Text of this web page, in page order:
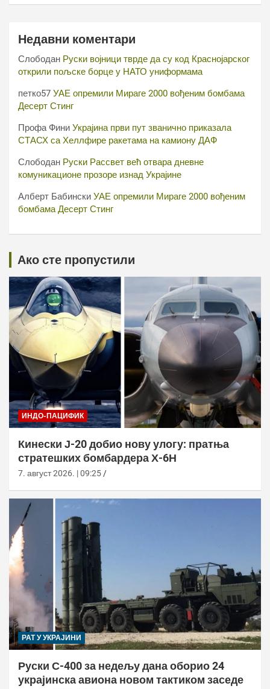
Недавни коментари
Слободан Руски војници тврде да су код Краснојарског
открили пољске борце у НАТО униформама
петко57 УАЕ опремили Мираге 2000 вођеним бомбама
Десерт Стинг
Профа Фини Украјина први пут званично приказала
СТАСХ са Хеллфире ракетама на камиону ДАФ
Слободан Руски Рассвет већ отвара дневне
комуникационе прозоре изнад Украјине
Алберт Бабински УАЕ опремили Мираге 2000 вођеним
бомбама Десерт Стинг
Ако сте пропустили
ИНДО-ПАЦИФИК
Кинески Ј-20 добио нову улогу: пратња
стратешких бомбардера Х-6Н
7. август 2026. | 09:25
РАТ У УКРАЈИНИ
Руски С-400 за недељу дана оборио 24
украјинска авиона новом тактиком заседе